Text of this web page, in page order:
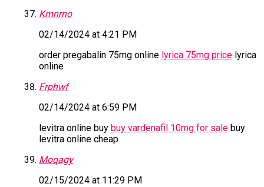
Kmnrno
02/14/2024 at 4:21 PM
order pregabalin 75mg online lyrica 75mg pricelyrica
online
Frphwf
02/14/2024 at 6:59 PM
levitra online buy buy vardenafil 10mg for salebuy
levitra online cheap
Moqagy
02/15/2024 at 11:29 PM